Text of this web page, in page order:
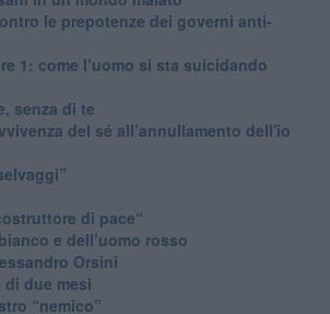
le prepotenze dei governi anti-
1: come l’uomo si sta suicidando
senza di te
del sé all’annullamento dell'io
di pace“
e dell’uomo rosso
Orsini
due mesi
“nemico”